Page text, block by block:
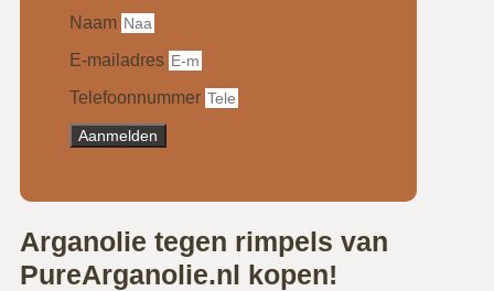
Naam
E-mailadres
Telefoonnummer
Aanmelden
Arganolie tegen rimpels van
PureArganolie.nl kopen!